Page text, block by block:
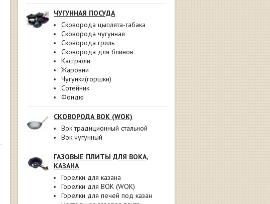
ЧУГУННАЯ ПОСУДА
Сковорода цыплята-табака
Сковорода чугунная
Сковорода гриль
Сковорода для блинов
Кастрюли
Жаровни
Чугунки(горшки)
Сотейник
Фондю
СКОВОРОДА ВОК (WOK)
Вок традиционный стальной
Вок чугунный
ГАЗОВЫЕ ПЛИТЫ ДЛЯ ВОКА,
КАЗАНА
Горелки для казана
Горелки для ВОК (WOK)
Горелки для печей под казан